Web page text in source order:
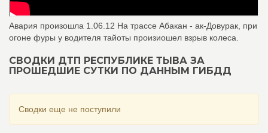
Авария произошла 1.06.12 На трассе Абакан - ак-Довурак, при
огоне фуры у водителя тайоты произиошел взрыв колеса.
СВОДКИ ДТП РЕСПУБЛИКЕ ТЫВА ЗА
ПРОШЕДШИЕ СУТКИ ПО ДАННЫМ ГИБДД
Сводки еще не поступили